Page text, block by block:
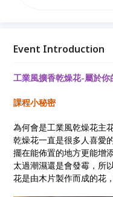
Event Introduction
工業風擴香乾燥花-屬於你
課程小秘密
為何會是工業風乾燥花主
乾燥花一直是很多人喜愛
擺在能佈置的地方更能增
太過潮濕還是會發霉，所
花是由木片製作而成的花